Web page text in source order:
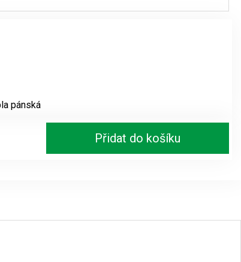
pánská
Přidat do košíku